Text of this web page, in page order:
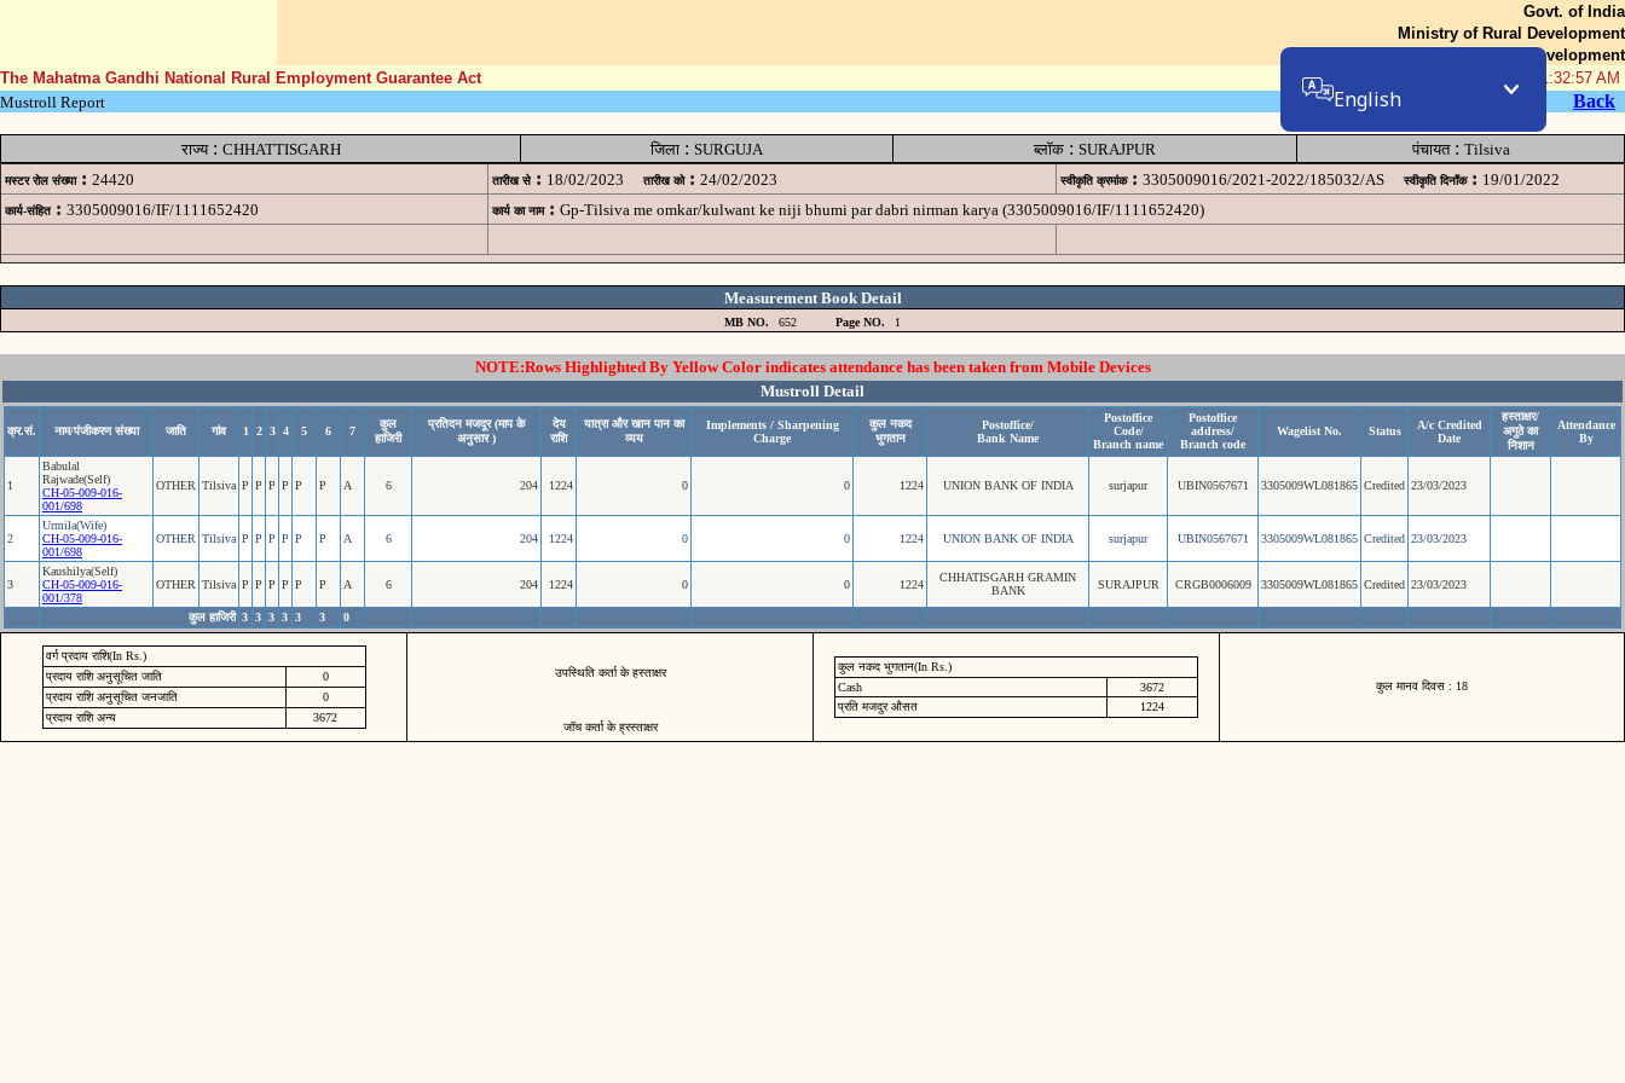
Govt. of India
Ministry of Rural Development
Department of Rural Development
The Mahatma Gandhi National Rural Employment Guarantee Act
08-Aug-2026 01:32:57 AM
Mustroll Report
Back
राज्य: CHHATTISGARH जिला : SURGUJA ब्लॉक : SURAJPUR पंचायत: Tilsiva
मस्टर रोल संख्या : 24420 तारीख से : 18/02/2023 तारीख को : 24/02/2023 स्वीकृति क्रमांक : 3305009016/2021-2022/185032/AS स्वीकृति दिनॉंक : 19/01/2022
कार्य-संहित : 3305009016/IF/1111652420 कार्य का नाम : Gp-Tilsiva me omkar/kulwant ke niji bhumi par dabri nirman karya (3305009016/IF/1111652420)
Measurement Book Detail
MB NO. 652 Page NO. 1
NOTE:Rows Highlighted By Yellow Color indicates attendance has been taken from Mobile Devices
Mustroll Detail
क्र.सं. नाम/पंजीकरण संख्या जाति गांव 1 2 3 4 5 6 7
कुल
हाजिरी
प्रतिदन मजदूर (माप के
अनुसार )
देय
राशि
यात्रा और खान पान का
व्यय
Implements / Sharpening
Charge
कुल नकद
भुगतान
Postoffice/
Bank Name
Postoffice
Code/
Branch name
Postoffice
address/
Branch code
Wagelist No. Status
A/c Credited
Date
हस्ताक्षर/
अगुठे का
निशान
Attendance
By
1
Babulal
Rajwade(Self)
CH-05-009-016-
001/698
OTHER Tilsiva P P P P P P A 6 204 1224 0 0 1224 UNION BANK OF INDIA surjapur UBIN0567671 3305009WL081865 Credited 23/03/2023
2
Urmila(Wife)
CH-05-009-016-
001/698
OTHER Tilsiva P P P P P P A 6 204 1224 0 0 1224 UNION BANK OF INDIA surjapur UBIN0567671 3305009WL081865 Credited 23/03/2023
3
Kaushilya(Self)
CH-05-009-016-
001/378
OTHER Tilsiva P P P P P P A 6 204 1224 0 0 1224
CHHATISGARH GRAMIN
BANK
SURAJPUR CRGB0006009 3305009WL081865 Credited 23/03/2023
कुल हाजिरी 3 3 3 3 3 3 0
वर्ग प्रदाय राशि(In Rs.)
प्रदाय राशि अनुसूचित जाति
0
प्रदाय राशि अनुसूचित जनजाति
0
प्रदाय राशि अन्य
3672
उपस्थिति कर्ता के हस्ताक्षर
जॉच कर्ता के ह्रस्ताक्षर
कुल नकद भुगतान(In Rs.)
Cash
3672
प्रति मजदुर औसत
1224
कुल मानव दिवस : 18
English